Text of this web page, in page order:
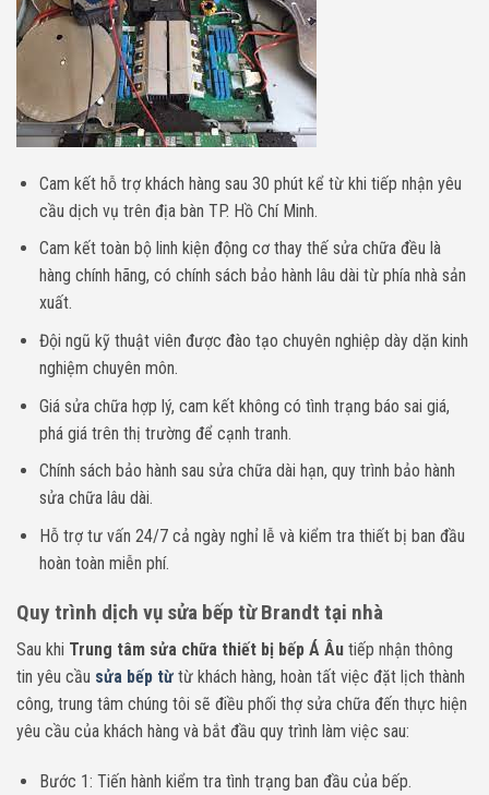
Cam kết hỗ trợ khách hàng sau 30 phút kể từ khi tiếp nhận yêu
cầu dịch vụ trên địa bàn TP. Hồ Chí Minh.
Cam kết toàn bộ linh kiện động cơ thay thế sửa chữa đều là
hàng chính hãng, có chính sách bảo hành lâu dài từ phía nhà sản
xuất.
Đội ngũ kỹ thuật viên được đào tạo chuyên nghiệp dày dặn kinh
nghiệm chuyên môn.
Giá sửa chữa hợp lý, cam kết không có tình trạng báo sai giá,
phá giá trên thị trường để cạnh tranh.
Chính sách bảo hành sau sửa chữa dài hạn, quy trình bảo hành
sửa chữa lâu dài.
Hỗ trợ tư vấn 24/7 cả ngày nghỉ lễ và kiểm tra thiết bị ban đầu
hoàn toàn miễn phí.
Quy trình dịch vụ sửa bếp từ Brandt tại nhà
Sau khi Trung tâm sửa chữa thiết bị bếp Á Âu tiếp nhận thông
tin yêu cầu sửa bếp từ từ khách hàng, hoàn tất việc đặt lịch thành
công, trung tâm chúng tôi sẽ điều phối thợ sửa chữa đến thực hiện
yêu cầu của khách hàng và bắt đầu quy trình làm việc sau:
Bước 1: Tiến hành kiểm tra tình trạng ban đầu của bếp.